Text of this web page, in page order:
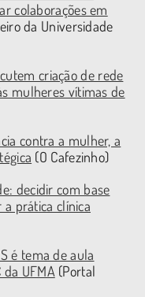
colaborações em
da Universidade
criação de rede
mulheres vítimas de
contra a mulher, a
(O Cafezinho)
decidir com base
prática clínica
é tema de aula
da UFMA (Portal